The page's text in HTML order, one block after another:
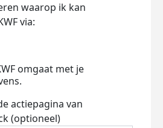
waarop ik kan
via:
omgaat met je
actiepagina van
(optioneel)